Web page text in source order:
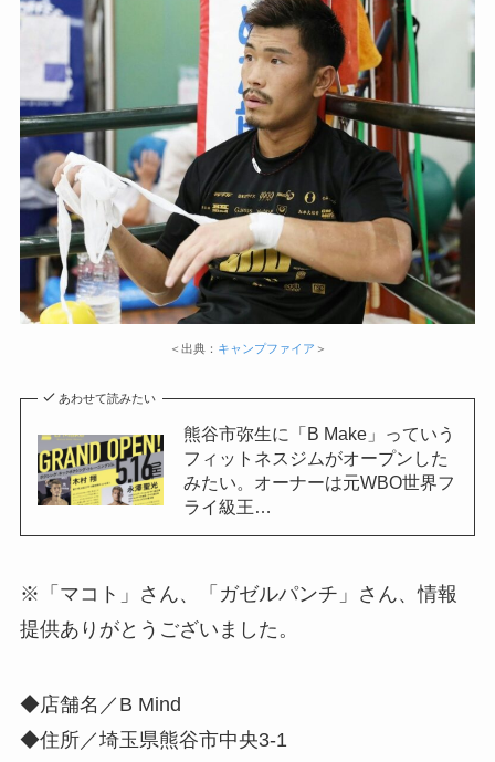
＜出典： キャンプファイア ＞
あわせて読みたい
熊谷市弥生に「B Make」っていう
フィットネスジムがオープンした
みたい。オーナーは元WBO世界フ
ライ級王…
※「マコト」さん、「ガゼルパンチ」さん、情報
提供ありがとうございました。
◆店舗名／B Mind
◆住所／埼玉県熊谷市中央3-1